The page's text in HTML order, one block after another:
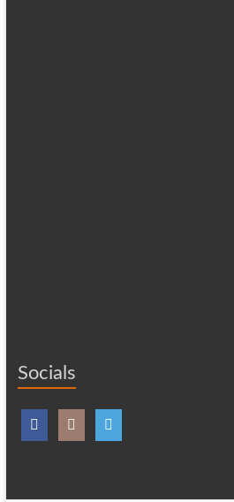
Socials